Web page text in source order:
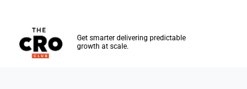
Get smarter delivering predictable
growth at scale.